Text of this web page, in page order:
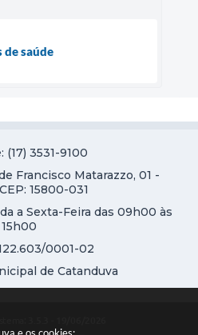
de saúde
(17) 3531-9100
Francisco Matarazzo, 01 -
15800-031
a Sexta-Feira das 09h00 às
15h00
0001-02
de Catanduva